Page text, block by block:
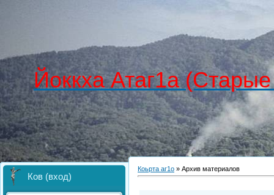
Йоккха Атаг1а
Ков (вход)
Коьрта аг1о » Архив материалов